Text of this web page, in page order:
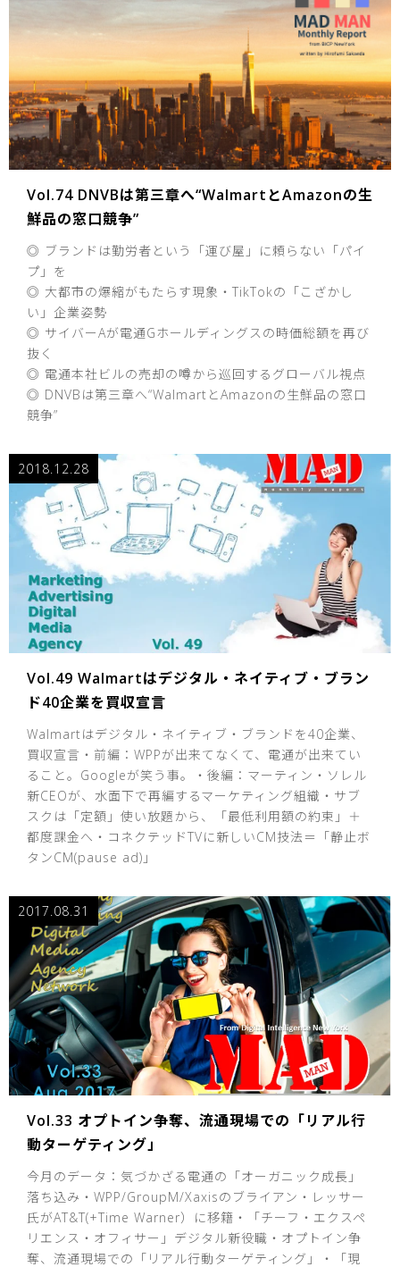
Vol.74 DNVBは第三章へ“WalmartとAmazonの生
鮮品の窓口競争”
◎ ブランドは勤労者という「運び屋」に頼らない「パイ
プ」を
◎ 大都市の爆縮がもたらす現象・TikTokの「こざかし
い」企業姿勢
◎ サイバーAが電通Gホールディングスの時価総額を再び
抜く
◎ 電通本社ビルの売却の噂から巡回するグローバル視点
◎ DNVBは第三章へ“WalmartとAmazonの生鮮品の窓口
競争”
Vol.49 Walmartはデジタル・ネイティブ・ブラン
ド40企業を買収宣言
Walmartはデジタル・ネイティブ・ブランドを40企業、
買収宣言・前編：WPPが出来てなくて、電通が出来てい
ること。Googleが笑う事。・後編：マーティン・ソレル
新CEOが、水面下で再編するマーケティング組織・サブ
スクは「定額」使い放題から、「最低利用額の約束」＋
都度課金へ・コネクテッドTVに新しいCM技法＝「静止ボ
タンCM(pause ad)」
2018.12.28
Vol.33 オプトイン争奪、流通現場での「リアル行
動ターゲティング」
今月のデータ：気づかざる電通の「オーガニック成長」
落ち込み・WPP/GroupM/Xaxisのブライアン・レッサー
氏がAT&T(+Time Warner）に移籍・「チーフ・エクスペ
リエンス・オフィサー」デジタル新役職・オプトイン争
奪、流通現場での「リアル行動ターゲティング」・「現
2017.08.31